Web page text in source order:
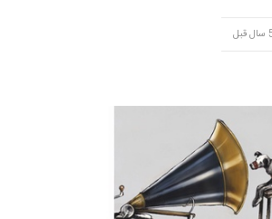
قبل